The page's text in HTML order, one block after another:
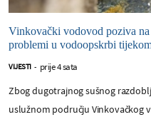
Vinkovački vodovod poziva
problemi u vodoopskrbi
VIJESTI - prije 4 sata
Zbog dugotrajnog sušnog
uslužnom području Vinkovačkog